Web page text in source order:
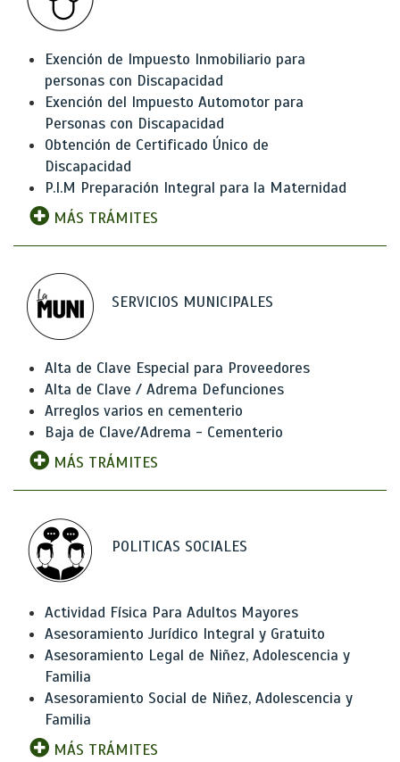
Exención de Impuesto Inmobiliario para
personas con Discapacidad
Exención del Impuesto Automotor para
Personas con Discapacidad
Obtención de Certificado Único de
Discapacidad
P.I.M Preparación Integral para la Maternidad
MÁS TRÁMITES
SERVICIOS MUNICIPALES
Alta de Clave Especial para Proveedores
Alta de Clave / Adrema Defunciones
Arreglos varios en cementerio
Baja de Clave/Adrema - Cementerio
MÁS TRÁMITES
POLITICAS SOCIALES
Actividad Física Para Adultos Mayores
Asesoramiento Jurídico Integral y Gratuito
Asesoramiento Legal de Niñez, Adolescencia y
Familia
Asesoramiento Social de Niñez, Adolescencia y
Familia
MÁS TRÁMITES